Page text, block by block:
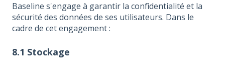
Baseline s'engage à garantir la confidentialité et la
sécurité des données de ses utilisateurs. Dans le
cadre de cet engagement :
8.1 Stockage